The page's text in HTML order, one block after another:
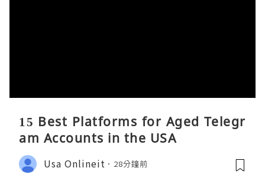
15 Best Platforms for Aged Telegr
am Accounts in the USA
Usa Onlineit 28分鐘前